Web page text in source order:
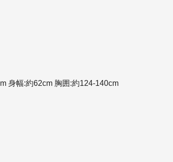
身幅:約62cm 胸囲:約124-140cm